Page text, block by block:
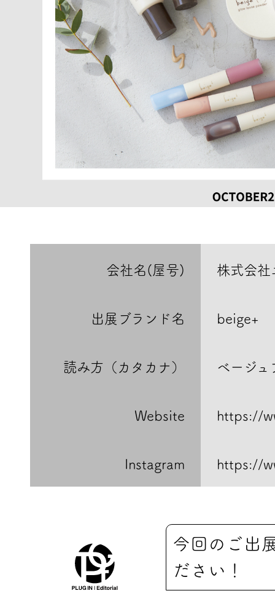
会社名(屋号) 株式会社
出展ブランド名 beige+
読み方（カタカナ） ベージュ
Website https://
Instagram https://
今回のご出
ださい！